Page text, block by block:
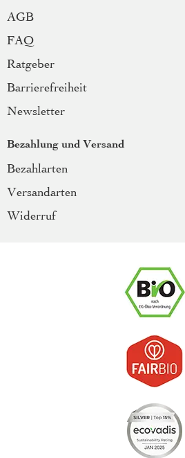
AGB
FAQ
Ratgeber
Barrierefreiheit
Newsletter
Bezahlung und Versand
Bezahlarten
Versandarten
Widerruf